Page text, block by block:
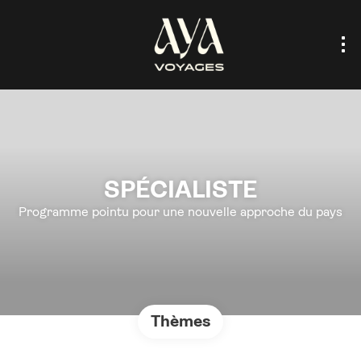
SPÉCIALISTE
Programme pointu pour une nouvelle approche du pays
Thèmes